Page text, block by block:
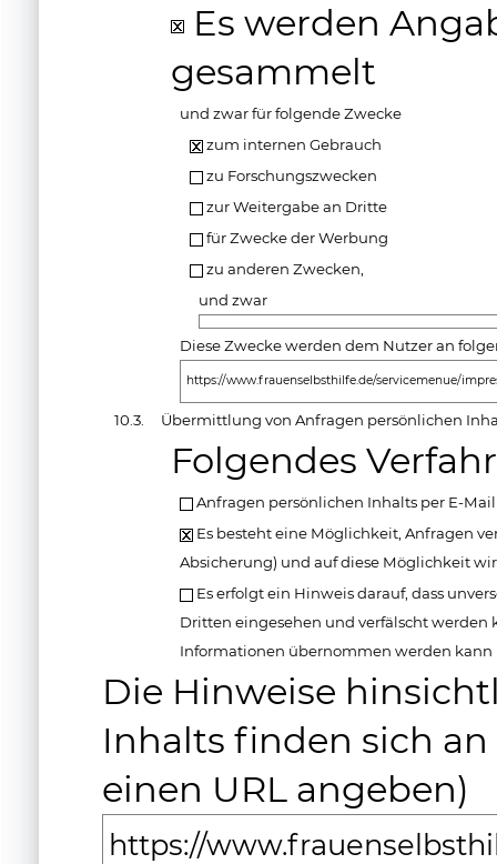
Es werden
gesammelt
und zwar für folgende Zwecke
zum internen Gebrauch
zu Forschungszwecken
zur Weitergabe an Dritte
für Zwecke der Werbung
zu anderen Zwecken,
und zwar
Diese Zwecke werden dem Nutzer an
https://www.frauenselbsthilfe.de/servicemenue/
10.3. Übermittlung von Anfragen persönlichen
Folgendes
Anfragen persönlichen Inhalts per E-
Es besteht eine Möglichkeit, Anfragen
Absicherung) und auf diese Möglichkeit
Es erfolgt ein Hinweis darauf, dass
Dritten eingesehen und verfälscht werden
Informationen übernommen werden kann
Die Hinweise
Inhalts finden sich
einen URL angeben)
https://